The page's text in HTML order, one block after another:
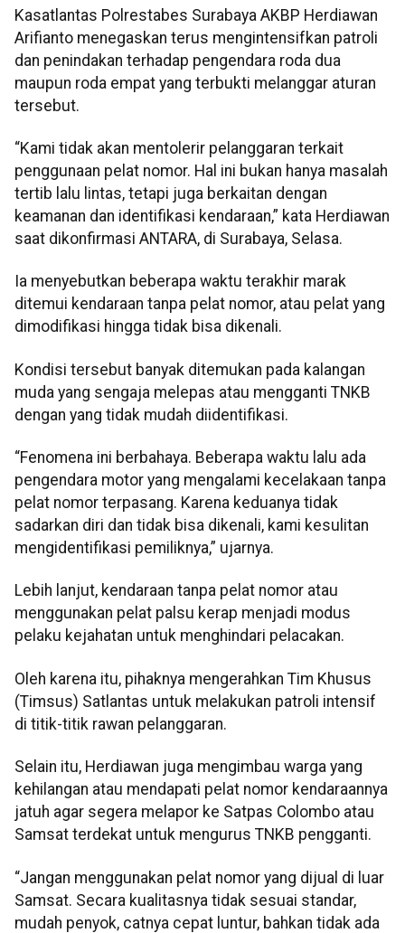
Kasatlantas Polrestabes Surabaya AKBP Herdiawan
Arifianto menegaskan terus mengintensifkan patroli
dan penindakan terhadap pengendara roda dua
maupun roda empat yang terbukti melanggar aturan
tersebut.
“Kami tidak akan mentolerir pelanggaran terkait
penggunaan pelat nomor. Hal ini bukan hanya masalah
tertib lalu lintas, tetapi juga berkaitan dengan
keamanan dan identifikasi kendaraan,” kata Herdiawan
saat dikonfirmasi ANTARA, di Surabaya, Selasa.
Ia menyebutkan beberapa waktu terakhir marak
ditemui kendaraan tanpa pelat nomor, atau pelat yang
dimodifikasi hingga tidak bisa dikenali.
Kondisi tersebut banyak ditemukan pada kalangan
muda yang sengaja melepas atau mengganti TNKB
dengan yang tidak mudah diidentifikasi.
“Fenomena ini berbahaya. Beberapa waktu lalu ada
pengendara motor yang mengalami kecelakaan tanpa
pelat nomor terpasang. Karena keduanya tidak
sadarkan diri dan tidak bisa dikenali, kami kesulitan
mengidentifikasi pemiliknya,” ujarnya.
Lebih lanjut, kendaraan tanpa pelat nomor atau
menggunakan pelat palsu kerap menjadi modus
pelaku kejahatan untuk menghindari pelacakan.
Oleh karena itu, pihaknya mengerahkan Tim Khusus
(Timsus) Satlantas untuk melakukan patroli intensif
di titik-titik rawan pelanggaran.
Selain itu, Herdiawan juga mengimbau warga yang
kehilangan atau mendapati pelat nomor kendaraannya
jatuh agar segera melapor ke Satpas Colombo atau
Samsat terdekat untuk mengurus TNKB pengganti.
“Jangan menggunakan pelat nomor yang dijual di luar
Samsat. Secara kualitasnya tidak sesuai standar,
mudah penyok, catnya cepat luntur, bahkan tidak ada